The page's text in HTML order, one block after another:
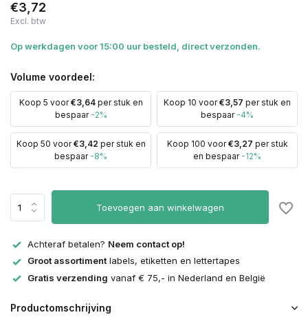
€3,72
Excl. btw
Op werkdagen voor 15:00 uur besteld, direct verzonden.
Volume voordeel:
Koop 5 voor€3,64per stuk en
bespaar -2%
Koop 10 voor€3,57 per stuk en
bespaar -4%
Koop 50 voor€3,42 per stuk en
bespaar -8%
Koop 100 voor€3,27 per stuk
en bespaar -12%
Toevoegen aan winkelwagen
Achteraf betalen? Neem contact op!
Groot assortimentlabels, etiketten en lettertapes
Gratis verzending vanaf € 75,- in Nederland en België
Productomschrijving